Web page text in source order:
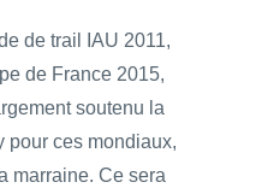
de trail IAU 2011,
de France 2015,
soutenu la
pour ces mondiaux,
marraine. Ce sera